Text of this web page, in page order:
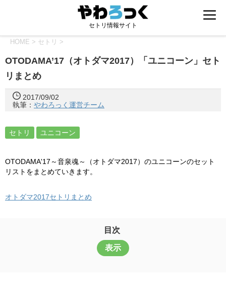
セトリ情報サイト
HOME > セトリ >
OTODAMA’17（オトダマ2017）「ユニコーン」セト
リまとめ
2017/09/02
執筆： やわろっく運営チーム
セトリ ユニコーン
OTODAMA'17～音泉魂～（オトダマ2017）のユニコーンのセット
リストをまとめていきます。
オトダマ2017セトリまとめ
目次
表示